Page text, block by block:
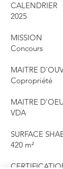
CALENDRIER
2025
MISSION
Concours
MAITRE
Copropriété
MAITRE
VDA
SURFACE
420 m²